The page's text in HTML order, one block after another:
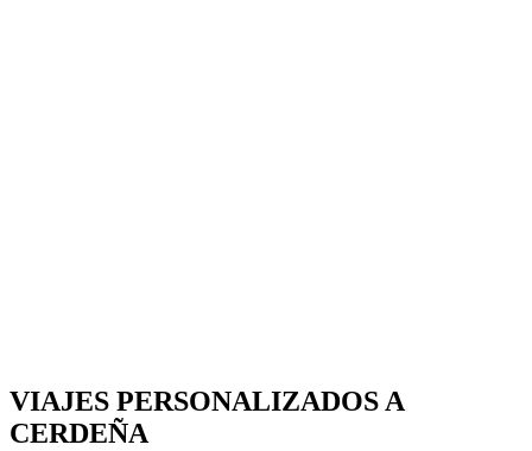
VIAJES PERSONALIZADOS A
CERDEÑA